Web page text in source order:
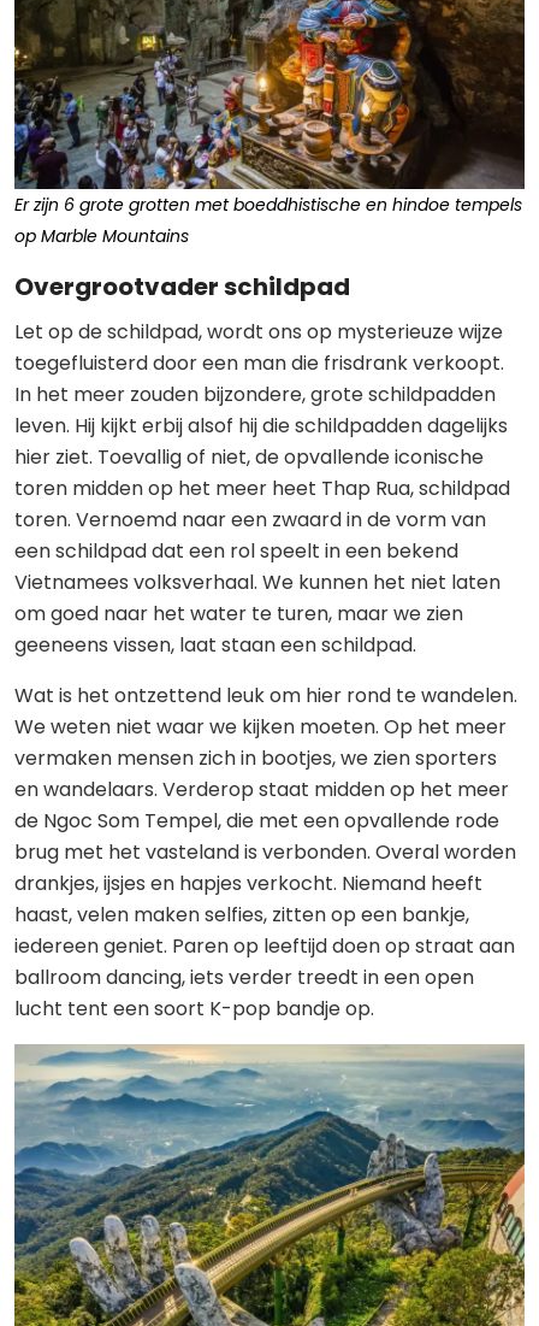
Er zijn 6 grote grotten met boeddhistische en hindoe tempels
op Marble Mountains
Overgrootvader schildpad
Let op de schildpad, wordt ons op mysterieuze wijze
toegefluisterd door een man die frisdrank verkoopt.
In het meer zouden bijzondere, grote schildpadden
leven. Hij kijkt erbij alsof hij die schildpadden dagelijks
hier ziet. Toevallig of niet, de opvallende iconische
toren midden op het meer heet Thap Rua, schildpad
toren. Vernoemd naar een zwaard in de vorm van
een schildpad dat een rol speelt in een bekend
Vietnamees volksverhaal. We kunnen het niet laten
om goed naar het water te turen, maar we zien
geeneens vissen, laat staan een schildpad.
Wat is het ontzettend leuk om hier rond te wandelen.
We weten niet waar we kijken moeten. Op het meer
vermaken mensen zich in bootjes, we zien sporters
en wandelaars. Verderop staat midden op het meer
de Ngoc Som Tempel, die met een opvallende rode
brug met het vasteland is verbonden. Overal worden
drankjes, ijsjes en hapjes verkocht. Niemand heeft
haast, velen maken selfies, zitten op een bankje,
iedereen geniet. Paren op leeftijd doen op straat aan
ballroom dancing, iets verder treedt in een open
lucht tent een soort K-pop bandje op.